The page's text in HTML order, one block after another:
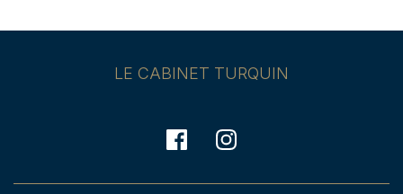
LE CABINET TURQUIN